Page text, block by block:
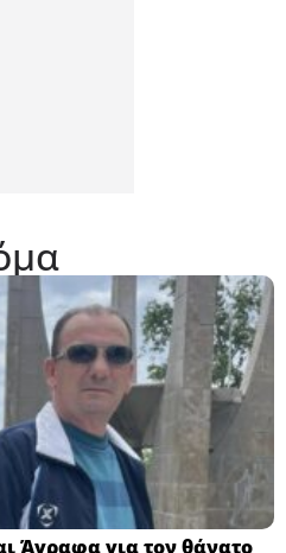
Άγραφα για τον θάνατο